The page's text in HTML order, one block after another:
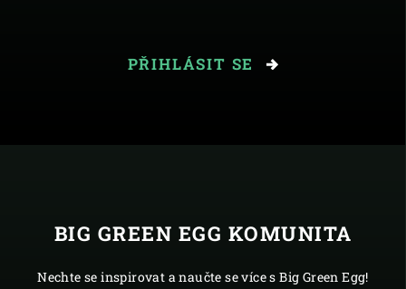
PŘIHLÁSIT SE
BIG GREEN EGG KOMUNITA
Nechte se inspirovat a naučte se více s Big Green Egg!